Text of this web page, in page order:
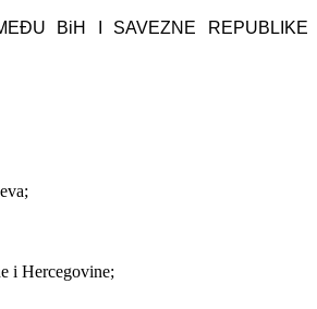
BiH I SAVEZNE REPUBLIKE
i Hercegovine;